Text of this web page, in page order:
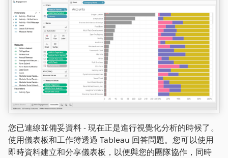
您已連線並備妥資料 - 現在正是進行視覺化分析的時候了。
使用儀表板和工作簿透過 Tableau 回答問題。您可以使用
即時資料建立和分享儀表板，以便與您的團隊協作，同時